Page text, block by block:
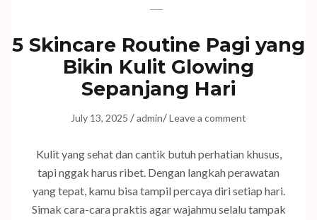
5 Skincare Routine Pagi yang
Bikin Kulit Glowing
Sepanjang Hari
July 13, 2025 /admin/Leave a comment
Kulit yang sehat dan cantik butuh perhatian khusus,
tapi nggak harus ribet. Dengan langkah perawatan
yang tepat, kamu bisa tampil percaya diri setiap hari.
Simak cara-cara praktis agar wajahmu selalu tampak